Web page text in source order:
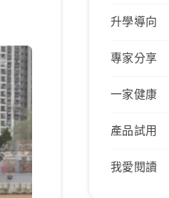
升學導向
專家分享
一家健康
產品試用
我愛閱讀